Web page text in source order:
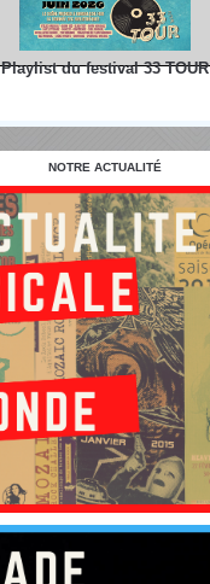
Playlist du festival 33 TOUR
NOTRE ACTUALITÉ